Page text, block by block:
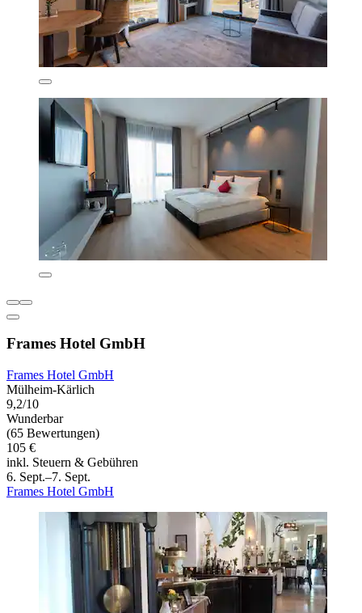
Frames Hotel GmbH
Frames Hotel GmbH
Mülheim-Kärlich
9,2/10
Wunderbar
(65 Bewertungen)
105 €
inkl. Steuern & Gebühren
6. Sept.–7. Sept.
Frames Hotel GmbH